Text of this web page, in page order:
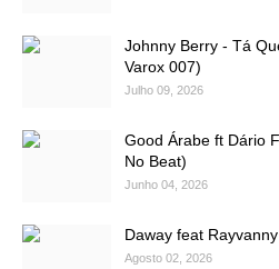
Johnny Berry - Tá
Varox 007)
Julho 09, 2026
Good Árabe ft Dário
No Beat)
Junho 04, 2026
Daway feat
Agosto 02, 2026